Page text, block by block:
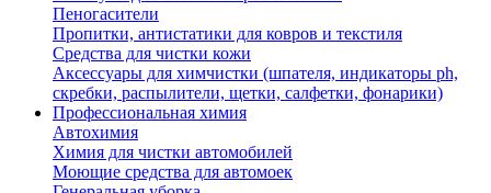
Пеногасители
Пропитки, антистатики для ковров и текстиля
Средства для чистки кожи
Аксессуары для химчистки (шпателя, индикаторы ph,
скребки, распылители, щетки, салфетки, фонарики)
Профессиональная химия
Автохимия
Химия для чистки автомобилей
Моющие средства для автомоек